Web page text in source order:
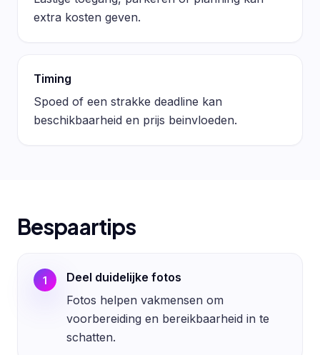
extra kosten geven.
Timing
Spoed of een strakke deadline kan
beschikbaarheid en prijs beinvloeden.
Bespaartips
1
Deel duidelijke fotos
Fotos helpen vakmensen om
voorbereiding en bereikbaarheid in te
schatten.